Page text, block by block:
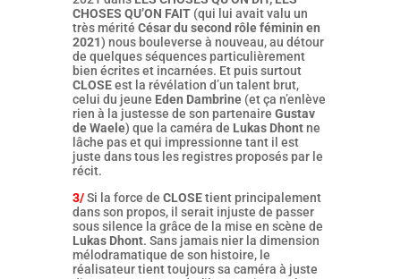
CHOSES QU’ON FAIT(qui lui avait valu un
très mérité César du second rôle féminin en
2021) nous bouleverse à nouveau, au détour
de quelques séquences particulièrement
bien écrites et incarnées. Et puis surtout
CLOSEest la révélation d’un talent brut,
celui du jeune Eden Dambrine(et ça n’enlève
rien à la justesse de son partenaire Gustav
de Waele) que la caméra de Lukas Dhontne
lâche pas et qui impressionne tant il est
juste dans tous les registres proposés par le
récit.
3/Si la force de CLOSEtient principalement
dans son propos, il serait injuste de passer
sous silence la grâce de la mise en scène de
Lukas Dhont. Sans jamais nier la dimension
mélodramatique de son histoire, le
réalisateur tient toujours sa caméra à juste